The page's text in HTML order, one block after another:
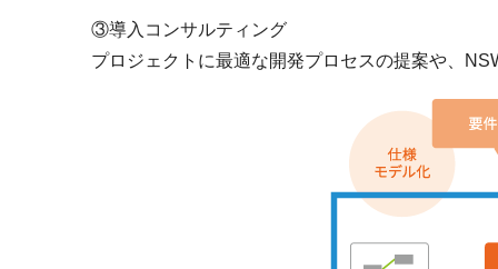
③導入コンサルティング
プロジェクトに最適な開発プロセスの提案や、